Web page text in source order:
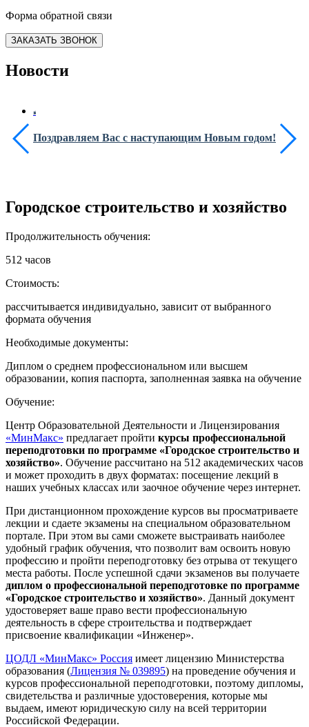
Форма обратной связи
ЗАКАЗАТЬ ЗВОНОК
Новости
Поздравляем Вас с наступающим Новым годом!
Городское строительство и хозяйство
Продолжительность обучения:
512 часов
Стоимость:
рассчитывается индивидуально, зависит от выбранного
формата обучения
Необходимые документы:
Диплом о среднем профессиональном или высшем
образовании, копия паспорта, заполненная заявка на обучение
Обучение:
Центр Образовательной Деятельности и Лицензирования
«МинМакс» предлагает пройти курсы профессиональной
переподготовки по программе «Городское строительство и
хозяйство». Обучение рассчитано на 512 академических часов
и может проходить в двух форматах: посещение лекций в
наших учебных классах или заочное обучение через интернет.
При дистанционном прохождение курсов вы просматриваете
лекции и сдаете экзамены на специальном образовательном
портале. При этом вы сами сможете выстраивать наиболее
удобный график обучения, что позволит вам освоить новую
профессию и пройти переподготовку без отрыва от текущего
места работы. После успешной сдачи экзаменов вы получаете
диплом о профессиональной переподготовке по программе
«Городское строительство и хозяйство». Данный документ
удостоверяет ваше право вести профессиональную
деятельность в сфере строительства и подтверждает
присвоение квалификации «Инженер».
ЦОДЛ «МинМакс» Россия имеет лицензию Министерства
образования (Лицензия № 039895) на проведение обучения и
курсов профессиональной переподготовки, поэтому дипломы,
свидетельства и различные удостоверения, которые мы
выдаем, имеют юридическую силу на всей территории
Российской Федерации.